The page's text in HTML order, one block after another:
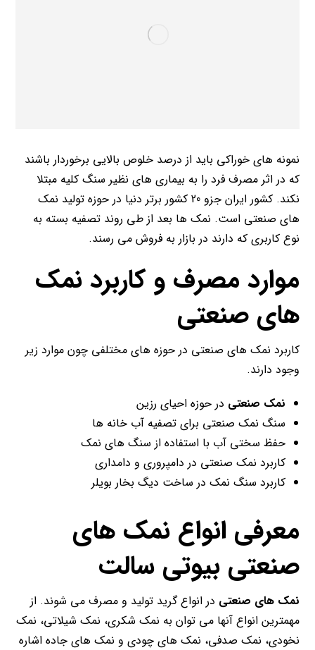
نمونه های خوراکی باید از درصد خلوص بالایی برخوردار باشند
که در اثر مصرف فرد را به بیماری های نظیر سنگ کلیه مبتلا
نکند. کشور ایران جزو 20 کشور برتر دنیا در حوزه تولید نمک
های صنعتی است. نمک ها بعد از طی روند تصفیه بسته به
نوع کاربری که دارند در بازار به فروش می رسند.
موارد مصرف و کاربرد نمک
های صنعتی
کاربرد نمک های صنعتی در حوزه های مختلفی چون موارد زیر
وجود دارند.
نمک صنعتی در حوزه احیای رزین
سنگ نمک صنعتی برای تصفیه آب خانه ها
حفظ سختی آب با استفاده از سنگ های نمک
کاربرد نمک صنعتی در دامپروری و دامداری
کاربرد سنگ نمک در ساخت دیگ بخار بویلر
معرفی انواع نمک های
صنعتی بیوتی سالت
نمک های صنعتی در انواع گرید تولید و مصرف می شوند. از
مهمترین انواع آنها می توان به نمک شکری، نمک شیلاتی، نمک
نخودی، نمک صدفی، نمک های چودی و نمک های جاده اشاره